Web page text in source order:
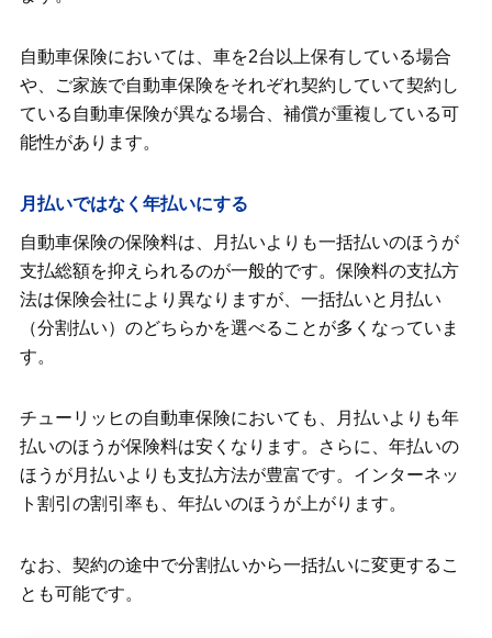
自動車保険においては、車を2台以上保有している場合
や、ご家族で自動車保険をそれぞれ契約していて契約し
ている自動車保険が異なる場合、補償が重複している可
能性があります。
月払いではなく年払いにする
自動車保険の保険料は、月払いよりも一括払いのほうが
支払総額を抑えられるのが一般的です。保険料の支払方
法は保険会社により異なりますが、一括払いと月払い
（分割払い）のどちらかを選べることが多くなっていま
す。
チューリッヒの自動車保険においても、月払いよりも年
払いのほうが保険料は安くなります。さらに、年払いの
ほうが月払いよりも支払方法が豊富です。インターネッ
ト割引の割引率も、年払いのほうが上がります。
なお、契約の途中で分割払いから一括払いに変更するこ
とも可能です。